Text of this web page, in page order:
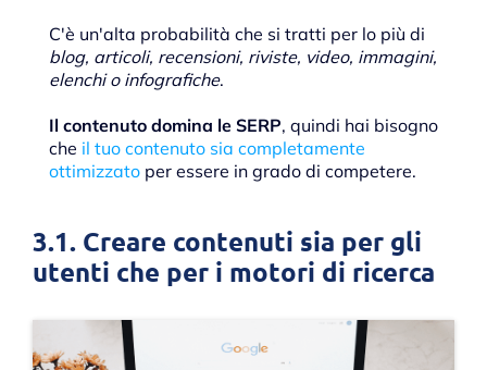
C'è un'alta probabilità che si tratti per lo più di
blog, articoli, recensioni, riviste, video, immagini,
elenchi o infografiche.
Il contenuto domina le SERP, quindi hai bisogno
che il tuo contenuto sia completamente
ottimizzato per essere in grado di competere.
3.1. Creare contenuti sia per gli
utenti che per i motori di ricerca